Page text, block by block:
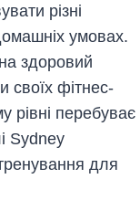
різні
умовах.
здоровий
своїх фітнес-
рівні перебуває
Sydney
для